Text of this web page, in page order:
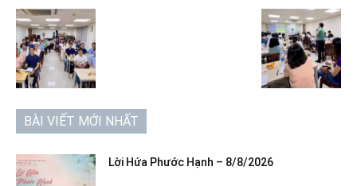
BÀI VIẾT MỚI NHẤT
Lời Hứa Phước Hạnh – 8/8/2026